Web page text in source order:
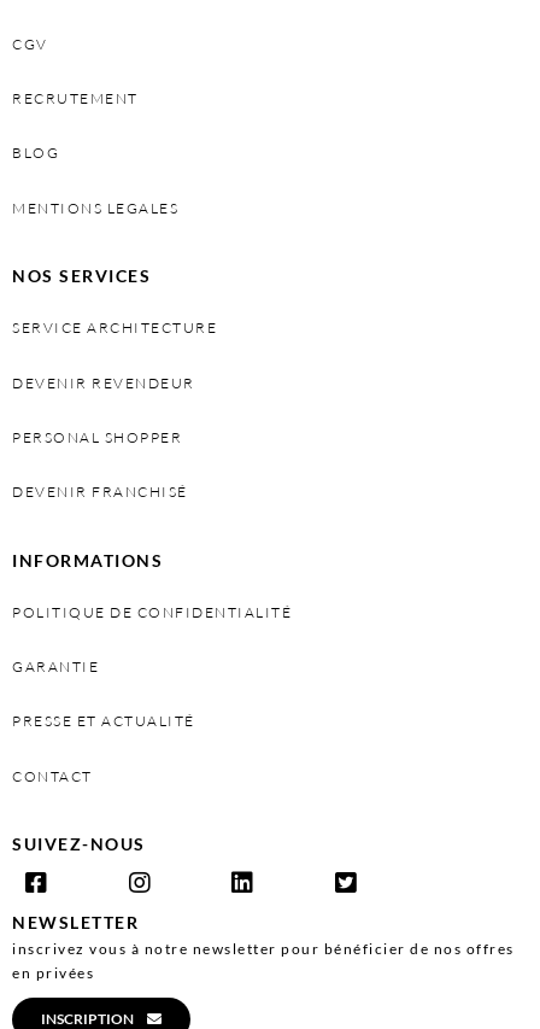
CGV
RECRUTEMENT
BLOG
MENTIONS LEGALES
NOS SERVICES
SERVICE ARCHITECTURE
DEVENIR REVENDEUR
PERSONAL SHOPPER
DEVENIR FRANCHISÉ
INFORMATIONS
POLITIQUE DE CONFIDENTIALITÉ
GARANTIE
PRESSE ET ACTUALITÉ
CONTACT
SUIVEZ-NOUS
NEWSLETTER
inscrivez vous à notre newsletter pour bénéficier de nos offres
en privées
INSCRIPTION